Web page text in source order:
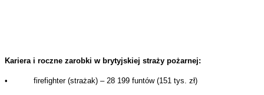
Kariera i roczne zarobki w brytyjskiej straży pożarnej:
• firefighter (strażak) – 28 199 funtów (151 tys. zł)